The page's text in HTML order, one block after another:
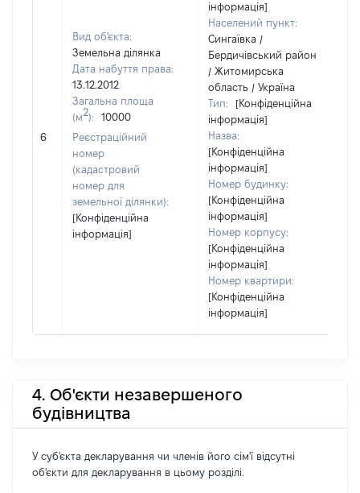
6
Вид об'єкта:
Земельна ділянка
Дата набуття права:
13.12.2012
Загальна площа
(м2):
10000
Реєстраційний
номер
(кадастровий
номер для
земельної ділянки):
[Конфіденційна
інформація]
інформація]
Населений пункт:
Сингаївка /
Бердичівський район
/ Житомирська
область / Україна
Тип:
[Конфіденційна
інформація]
Назва:
[Конфіденційна
інформація]
Номер будинку:
[Конфіденційна
інформація]
Номер корпусу:
[Конфіденційна
інформація]
Номер квартири:
[Конфіденційна
інформація]
4. Об'єкти незавершеного
будівництва
У суб'єкта декларування чи членів його сім'ї відсутні
об'єкти для декларування в цьому розділі.